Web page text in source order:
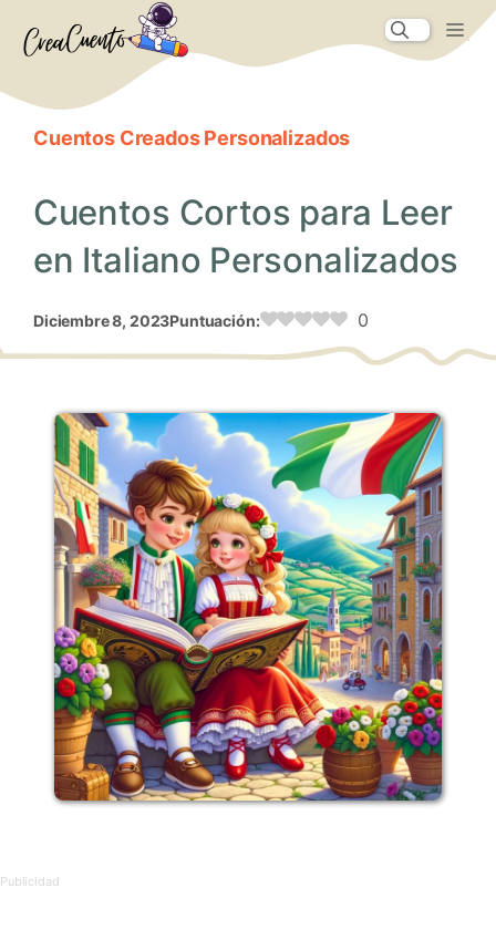
Cuentos Creados Personalizados
Cuentos Cortos para Leer
en Italiano Personalizados
diciembre 8, 2023Puntuación: 0